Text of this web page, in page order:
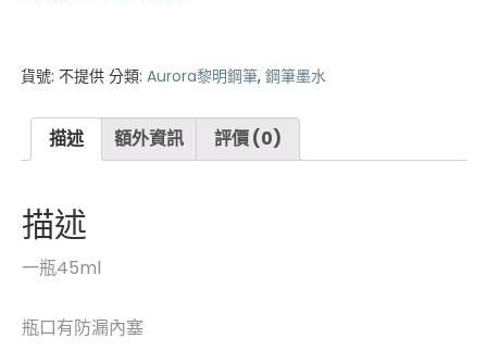
貨號: 不提供 分類: Aurora黎明鋼筆, 鋼筆墨水
描述 額外資訊 評價 (0)
描述
一瓶45ml
瓶口有防漏內塞